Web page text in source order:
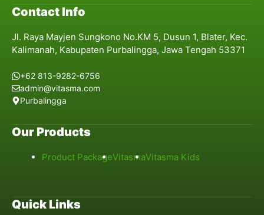
Contact Info
Jl. Raya Mayjen Sungkono No.KM 5, Dusun 1, Blater, Kec.
Kalimanah, Kabupaten Purbalingga, Jawa Tengah 53371
+62 813-9282-6756
admin@vitasma.com
Purbalingga
Our Products
Product PackageVitasmaVitasma Kids
Quick Links